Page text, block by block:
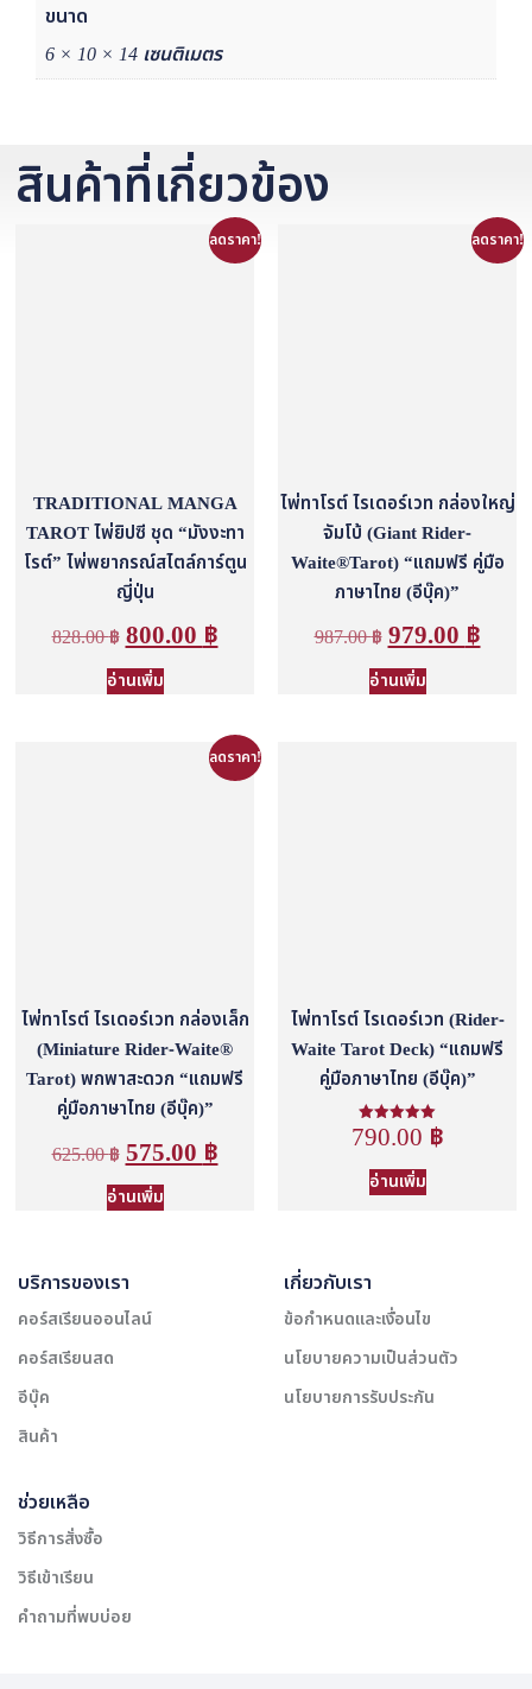
ขนาด
6 × 10 × 14 เซนติเมตร
สินค้าที่เกี่ยวข้อง
ลดราคา!
TRADITIONAL MANGA
TAROT ไพ่ยิปซี ชุด “มังงะทา
โรต์” ไพ่พยากรณ์สไตล์การ์ตูน
ญี่ปุ่น
828.00฿ 800.00฿
อ่านเพิ่ม
ลดราคา!
ไพ่ทาโรต์ ไรเดอร์เวท กล่องใหญ่
จัมโบ้ (Giant Rider-
Waite®Tarot) “แถมฟรี คู่มือ
ภาษาไทย (อีบุ๊ค)”
987.00฿ 979.00฿
อ่านเพิ่ม
ลดราคา!
ไพ่ทาโรต์ ไรเดอร์เวท กล่องเล็ก
(Miniature Rider-Waite®
Tarot) พกพาสะดวก “แถมฟรี
คู่มือภาษาไทย (อีบุ๊ค)”
625.00฿ 575.00 ฿
อ่านเพิ่ม
ไพ่ทาโรต์ ไรเดอร์เวท (Rider-
Waite Tarot Deck) “แถมฟรี
คู่มือภาษาไทย (อีบุ๊ค)”
ให้คะแนน
5.00
คะแนน
790.00 ฿
อ่านเพิ่ม
บริการของเรา
คอร์สเรียนออนไลน์
คอร์สเรียนสด
อีบุ๊ค
สินค้า
เกี่ยวกับเรา
ข้อกำหนดและเงื่อนไข
นโยบายความเป็นส่วนตัว
นโยบายการรับประกัน
ช่วยเหลือ
วิธีการสั่งซื้อ
วิธีเข้าเรียน
คำถามที่พบบ่อย